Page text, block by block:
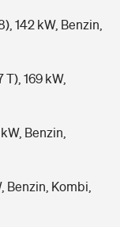
142 kW, Benzin,
169 kW,
Benzin,
Benzin, Kombi,